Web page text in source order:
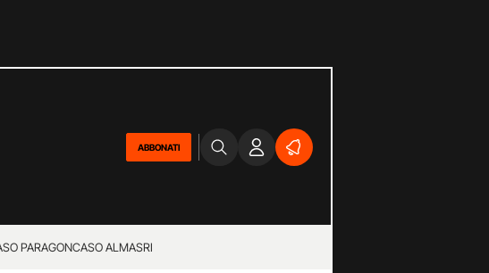
ABBONATI
PARAGONCASO ALMASRI